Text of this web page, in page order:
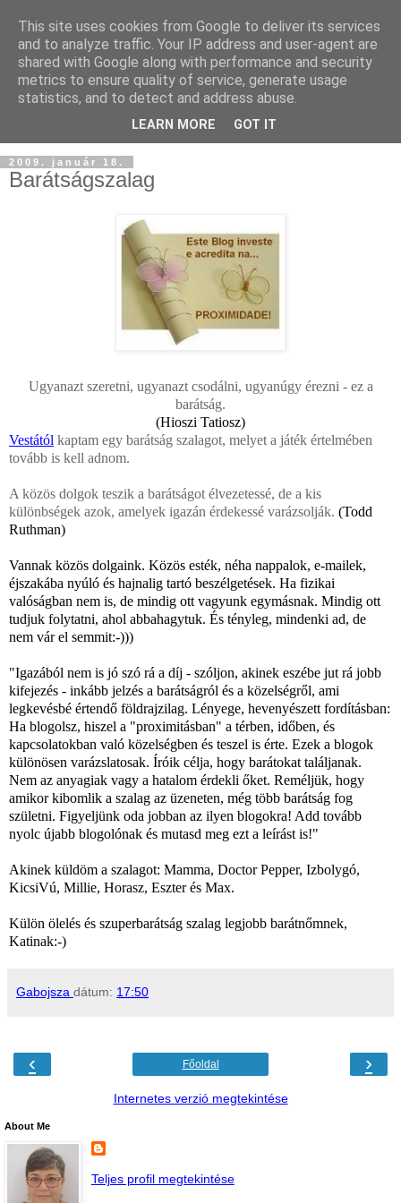
2009. január 18.
Barátságszalag
Ugyanazt szeretni, ugyanazt csodálni, ugyanúgy érezni - ez a
barátság.
(Hioszi Tatiosz)
Vestától kaptam egy barátság szalagot, melyet a játék értelmében
tovább is kell adnom.
A közös dolgok teszik a barátságot élvezetessé, de a kis
különbségek azok, amelyek igazán érdekessé varázsolják. (Todd
Ruthman)
Vannak közös dolgaink. Közös esték, néha nappalok, e-mailek,
éjszakába nyúló és hajnalig tartó beszélgetések. Ha fizikai
valóságban nem is, de mindig ott vagyunk egymásnak. Mindig ott
tudjuk folytatni, ahol abbahagytuk. És tényleg, mindenki ad, de
nem vár el semmit:-)))
"Igazából nem is jó szó rá a díj - szóljon, akinek eszébe jut rá jobb
kifejezés - inkább jelzés a barátságról és a közelségről, ami
legkevésbé értendő földrajzilag. Lényege, hevenyészett fordításban:
Ha blogolsz, hiszel a "proximitásban" a térben, időben, és
kapcsolatokban való közelségben és teszel is érte. Ezek a blogok
különösen varázslatosak. Íróik célja, hogy barátokat találjanak.
Nem az anyagiak vagy a hatalom érdekli őket. Reméljük, hogy
amikor kibomlik a szalag az üzeneten, még több barátság fog
születni. Figyeljünk oda jobban az ilyen blogokra! Add tovább
nyolc újabb blogolónak és mutasd meg ezt a leírást is!"
Akinek küldöm a szalagot: Mamma, Doctor Pepper, Izbolygó,
KicsiVú, Millie, Horasz, Eszter és Max.
Külön ölelés és szuperbarátság szalag legjobb barátnőmnek,
Katinak:-)
Gabojsza dátum: 17:50
‹ ›
Főoldal
Internetes verzió megtekintése
About Me
Teljes profil megtekintése
This site uses cookies from Google to deliver its services
and to analyze traffic. Your IP address and user-agent are
shared with Google along with performance and security
metrics to ensure quality of service, generate usage
statistics, and to detect and address abuse.
LEARN MORE GOT IT